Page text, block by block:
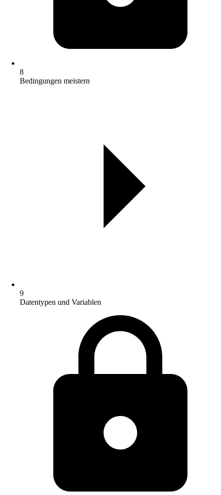
8
Bedingungen meistern
9
Datentypen und Variablen